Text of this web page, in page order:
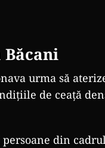
urma să
de ceață
persoane din